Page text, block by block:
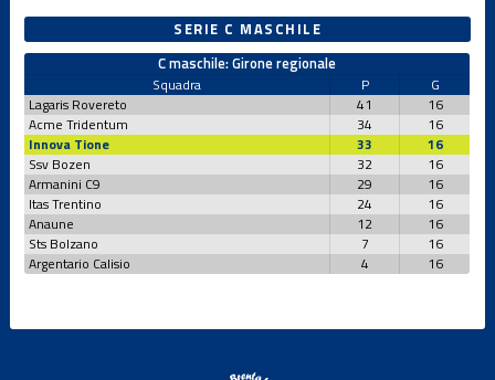
SERIE C MASCHILE
C maschile: Girone regionale
Squadra P
G
Lagaris Rovereto
41
16
Acme Tridentum
34
16
Innova Tione
33
16
Ssv Bozen
32
16
Armanini C9
29
16
Itas Trentino
24
16
Anaune
12
16
Sts Bolzano
7
16
Argentario Calisio
4 16